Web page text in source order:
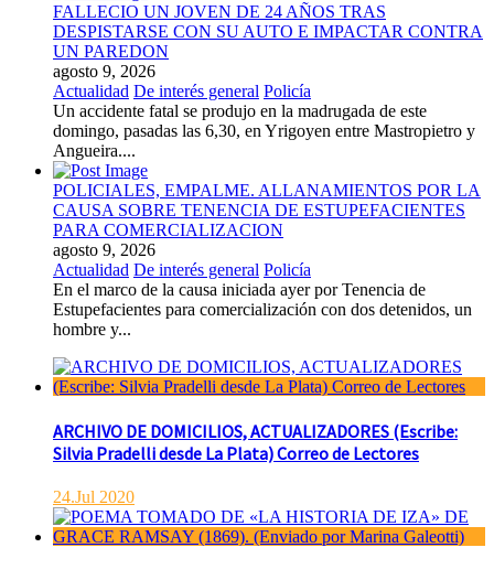
FALLECIO UN JOVEN DE 24 AÑOS TRAS
DESPISTARSE CON SU AUTO E IMPACTAR CONTRA
UN PAREDON
agosto 9, 2026
Actualidad De interés general Policía
Un accidente fatal se produjo en la madrugada de este
domingo, pasadas las 6,30, en Yrigoyen entre Mastropietro y
Angueira....
POLICIALES, EMPALME. ALLANAMIENTOS POR LA
CAUSA SOBRE TENENCIA DE ESTUPEFACIENTES
PARA COMERCIALIZACION
agosto 9, 2026
Actualidad De interés general Policía
En el marco de la causa iniciada ayer por Tenencia de
Estupefacientes para comercialización con dos detenidos, un
hombre y...
ARCHIVO DE DOMICILIOS, ACTUALIZADORES (Escribe:
Silvia Pradelli desde La Plata) Correo de Lectores
24.Jul 2020